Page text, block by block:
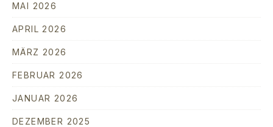
MAI 2026
APRIL 2026
MÄRZ 2026
FEBRUAR 2026
JANUAR 2026
DEZEMBER 2025